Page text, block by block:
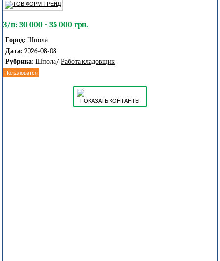
З/п: 30 000 - 35 000 грн.
Город: Шпола
Дата: 2026-08-08
Рубрика: Шпола/ Работа кладовщик
Пожаловатся
ПОКАЗАТЬ КОНТАНТЫ